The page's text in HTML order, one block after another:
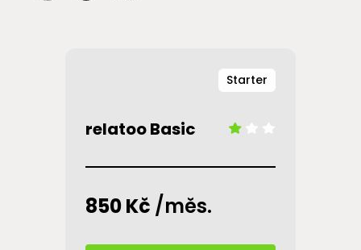
Starter
relatoo Basic
850 Kč /měs.